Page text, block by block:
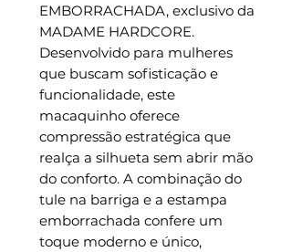
EMBORRACHADA, exclusivo da
MADAME HARDCORE.
Desenvolvido para mulheres
que buscam sofisticação e
funcionalidade, este
macaquinho oferece
compressão estratégica que
realça a silhueta sem abrir mão
do conforto. A combinação do
tule na barriga e a estampa
emborrachada confere um
toque moderno e único,